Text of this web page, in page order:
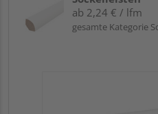
ab 2,24 € / lfm
gesamte Kategorie